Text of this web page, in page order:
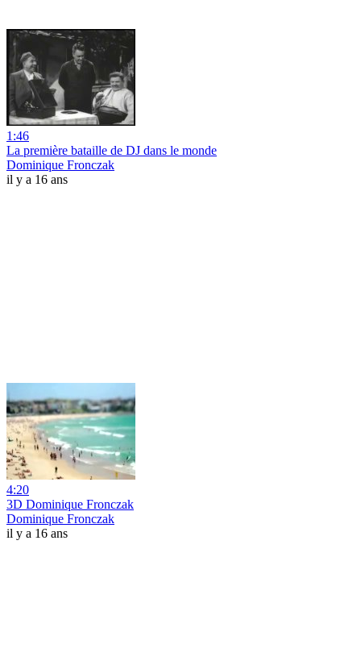
1:46
La première bataille de DJ dans le monde
Dominique Fronczak
il y a 16 ans
4:20
3D Dominique Fronczak
Dominique Fronczak
il y a 16 ans